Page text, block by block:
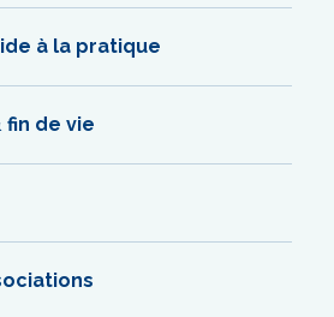
à la pratique
de vie